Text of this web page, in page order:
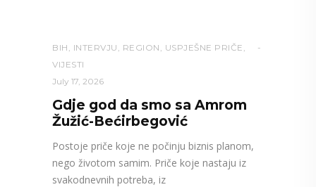
BIH , INTERVJU , REGION , USPJEŠNE PRIČE ,
VIJESTI
July 17, 2026
Gdje god da smo sa Amrom
Žužić-Bećirbegović
Postoje priče koje ne počinju biznis planom,
nego životom samim. Priče koje nastaju iz
svakodnevnih potreba, iz